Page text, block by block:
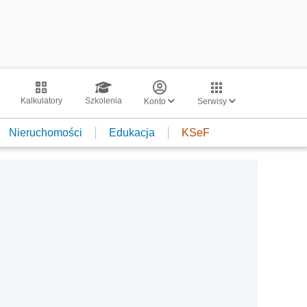
Kalkulatory Szkolenia Konto Serwisy
Nieruchomości Edukacja KSeF